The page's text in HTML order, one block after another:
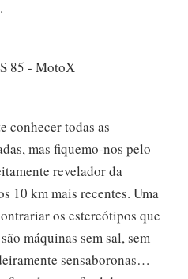
conhecer todas as
mas fiquemo-nos pelo
revelador da
10 km mais recentes. Uma
os estereótipos que
máquinas sem sal, sem
sensaboronas…